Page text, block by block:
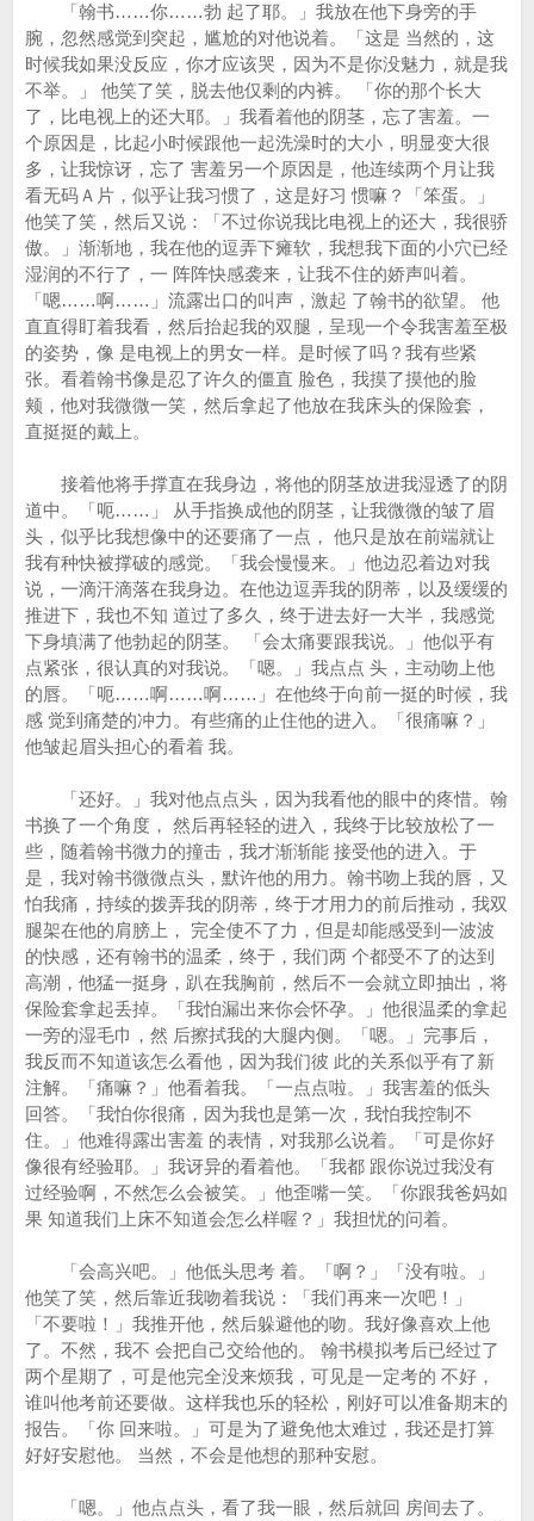
「翰书……你……勃 起了耶。」我放在他下身旁的手
腕，忽然感觉到突起，尴尬的对他说着。「这是 当然的，这
时候我如果没反应，你才应该哭，因为不是你没魅力，就是我
不举。」 他笑了笑，脱去他仅剩的内裤。 「你的那个长大
了，比电视上的还大耶。」我看着他的阴茎，忘了害羞。一
个原因是，比起小时候跟他一起洗澡时的大小，明显变大很
多，让我惊讶，忘了 害羞另一个原因是，他连续两个月让我
看无码Ａ片，似乎让我习惯了，这是好习 惯嘛？「笨蛋。」
他笑了笑，然后又说：「不过你说我比电视上的还大，我很骄
傲。」渐渐地，我在他的逗弄下瘫软，我想我下面的小穴已经
湿润的不行了，一 阵阵快感袭来，让我不住的娇声叫着。
「嗯……啊……」流露出口的叫声，激起 了翰书的欲望。 他
直直得盯着我看，然后抬起我的双腿，呈现一个令我害羞至极
的姿势，像 是电视上的男女一样。是时候了吗？我有些紧
张。看着翰书像是忍了许久的僵直 脸色，我摸了摸他的脸
颊，他对我微微一笑，然后拿起了他放在我床头的保险套，
直挺挺的戴上。
接着他将手撑直在我身边，将他的阴茎放进我湿透了的阴
道中。「呃……」 从手指换成他的阴茎，让我微微的皱了眉
头，似乎比我想像中的还要痛了一点， 他只是放在前端就让
我有种快被撑破的感觉。「我会慢慢来。」他边忍着边对我
说，一滴汗滴落在我身边。在他边逗弄我的阴蒂，以及缓缓的
推进下，我也不知 道过了多久，终于进去好一大半，我感觉
下身填满了他勃起的阴茎。 「会太痛要跟我说。」他似乎有
点紧张，很认真的对我说。「嗯。」我点点 头，主动吻上他
的唇。「呃……啊……啊……」在他终于向前一挺的时候，我
感 觉到痛楚的冲力。有些痛的止住他的进入。「很痛嘛？」
他皱起眉头担心的看着 我。
「还好。」我对他点点头，因为我看他的眼中的疼惜。翰
书换了一个角度， 然后再轻轻的进入，我终于比较放松了一
些，随着翰书微力的撞击，我才渐渐能 接受他的进入。于
是，我对翰书微微点头，默许他的用力。翰书吻上我的唇，又
怕我痛，持续的拨弄我的阴蒂，终于才用力的前后推动，我双
腿架在他的肩膀上， 完全使不了力，但是却能感受到一波波
的快感，还有翰书的温柔，终于，我们两 个都受不了的达到
高潮，他猛一挺身，趴在我胸前，然后不一会就立即抽出，将
保险套拿起丢掉。「我怕漏出来你会怀孕。」他很温柔的拿起
一旁的湿毛巾，然 后擦拭我的大腿内侧。「嗯。」完事后，
我反而不知道该怎么看他，因为我们彼 此的关系似乎有了新
注解。「痛嘛？」他看着我。「一点点啦。」我害羞的低头
回答。「我怕你很痛，因为我也是第一次，我怕我控制不
住。」他难得露出害羞 的表情，对我那么说着。「可是你好
像很有经验耶。」我讶异的看着他。「我都 跟你说过我没有
过经验啊，不然怎么会被笑。」他歪嘴一笑。「你跟我爸妈如
果 知道我们上床不知道会怎么样喔？」我担忧的问着。
「会高兴吧。」他低头思考 着。「啊？」「没有啦。」
他笑了笑，然后靠近我吻着我说：「我们再来一次吧！」
「不要啦！」我推开他，然后躲避他的吻。我好像喜欢上他
了。不然，我不 会把自己交给他的。 翰书模拟考后已经过了
两个星期了，可是他完全没来烦我，可见是一定考的 不好，
谁叫他考前还要做。这样我也乐的轻松，刚好可以准备期末的
报告。「你 回来啦。」可是为了避免他太难过，我还是打算
好好安慰他。 当然，不会是他想的那种安慰。
「嗯。」他点点头，看了我一眼，然后就回 房间去了。